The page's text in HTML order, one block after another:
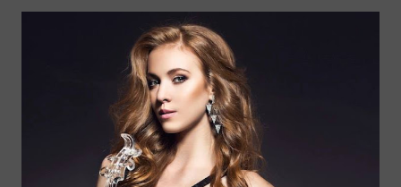
di Laura Pausini, Moby (2 singles from the album Moby
"18"), Donna Summer, Cerrone, Hardage feat Peter Gabriel,
Gareth Gates, Stonebridge e molti altri. Da tempo fa
ballare molti dei più importanti club italiani ed europei. Le
sue produzioni, inoltre, fanno ballare il mondo tramite dj
set d'ogni tipo. Alla voce invece la stessa sera la bella (e
bravissima Aryfashion), vocalist d'eccezione in forte ascesa